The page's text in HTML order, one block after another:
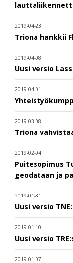
2019-04-23
Triona hankkii
2019-04-08
Uusi versio
2019-04-01
2019-03-08
Triona
2019-02-04
Puitesopimus
geodataan ja
2019-01-31
Uusi versio
2019-01-10
Uusi versio
2019-01-07